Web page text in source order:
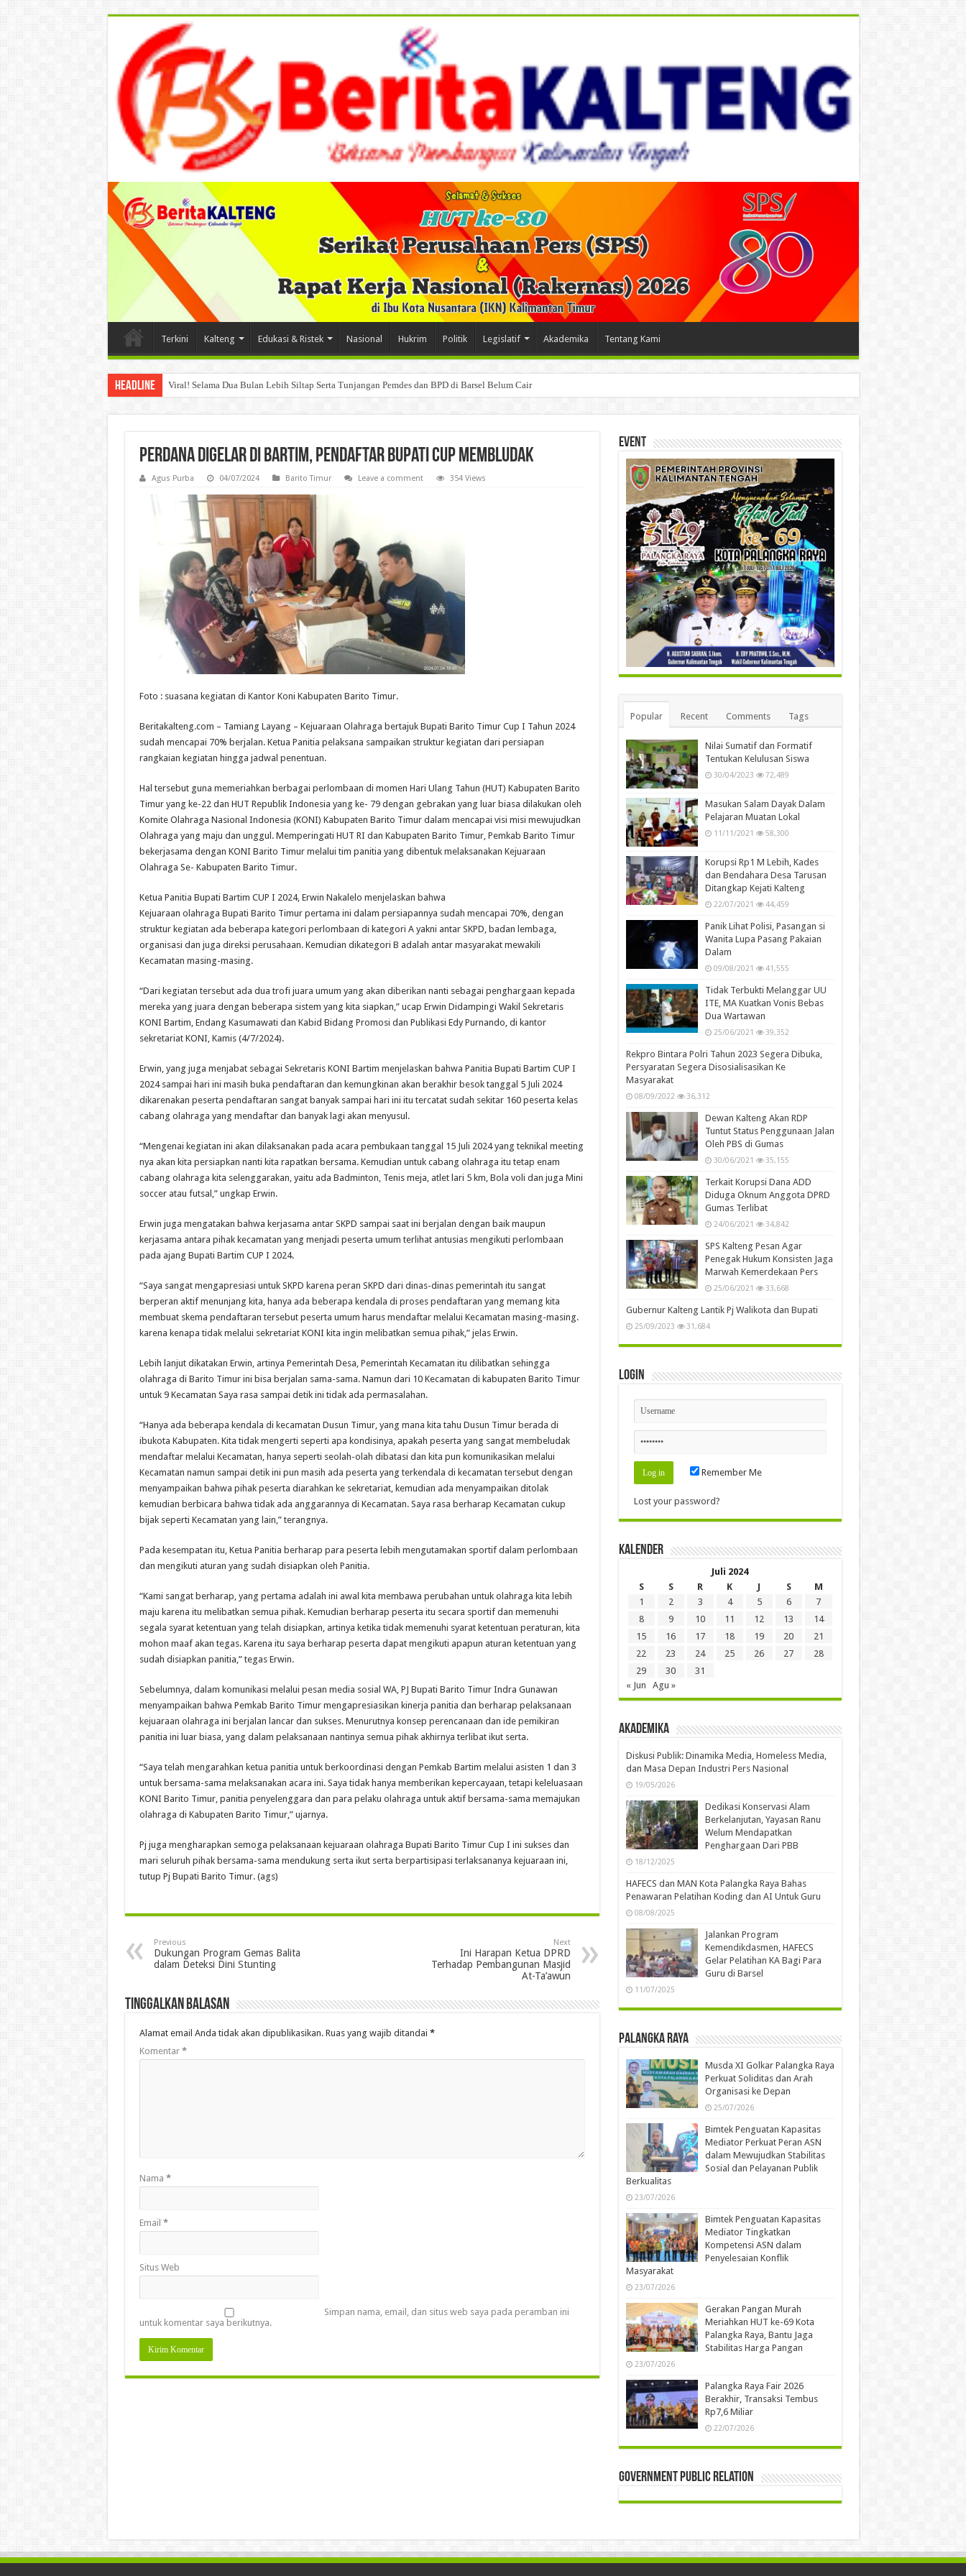
Terkini Kalteng Edukasi & Ristek Nasional Hukrim Politik Legislatif Akademika Tentang Kami
Headline Viral! Selama Dua Bulan Lebih Siltap Serta Tunjangan Pemdes dan BPD di Barsel Belum Cair
Perdana Digelar di Bartim, Pendaftar Bupati Cup Membludak
Agus Purba 04/07/2024 Barito Timur Leave a comment 354 Views
Foto : suasana kegiatan di Kantor Koni Kabupaten Barito Timur.
Beritakalteng.com – Tamiang Layang – Kejuaraan Olahraga bertajuk Bupati Barito Timur Cup I Tahun 2024
sudah mencapai 70% berjalan. Ketua Panitia pelaksana sampaikan struktur kegiatan dari persiapan
rangkaian kegiatan hingga jadwal penentuan.
Hal tersebut guna memeriahkan berbagai perlombaan di momen Hari Ulang Tahun (HUT) Kabupaten Barito
Timur yang ke-22 dan HUT Republik Indonesia yang ke- 79 dengan gebrakan yang luar biasa dilakukan oleh
Komite Olahraga Nasional Indonesia (KONI) Kabupaten Barito Timur dalam mencapai visi misi mewujudkan
Olahraga yang maju dan unggul. Memperingati HUT RI dan Kabupaten Barito Timur, Pemkab Barito Timur
bekerjasama dengan KONI Barito Timur melalui tim panitia yang dibentuk melaksanakan Kejuaraan
Olahraga Se- Kabupaten Barito Timur.
Ketua Panitia Bupati Bartim CUP I 2024, Erwin Nakalelo menjelaskan bahwa
Kejuaraan olahraga Bupati Barito Timur pertama ini dalam persiapannya sudah mencapai 70%, dengan
struktur kegiatan ada beberapa kategori perlombaan di kategori A yakni antar SKPD, badan lembaga,
organisasi dan juga direksi perusahaan. Kemudian dikategori B adalah antar masyarakat mewakili
Kecamatan masing-masing.
“Dari kegiatan tersebut ada dua trofi juara umum yang akan diberikan nanti sebagai penghargaan kepada
mereka yang juara dengan beberapa sistem yang kita siapkan,” ucap Erwin Didampingi Wakil Sekretaris
KONI Bartim, Endang Kasumawati dan Kabid Bidang Promosi dan Publikasi Edy Purnando, di kantor
sekretariat KONI, Kamis (4/7/2024).
Erwin, yang juga menjabat sebagai Sekretaris KONI Bartim menjelaskan bahwa Panitia Bupati Bartim CUP I
2024 sampai hari ini masih buka pendaftaran dan kemungkinan akan berakhir besok tanggal 5 Juli 2024
dikarenakan peserta pendaftaran sangat banyak sampai hari ini itu tercatat sudah sekitar 160 peserta kelas
cabang olahraga yang mendaftar dan banyak lagi akan menyusul.
“Mengenai kegiatan ini akan dilaksanakan pada acara pembukaan tanggal 15 Juli 2024 yang teknikal meeting
nya akan kita persiapkan nanti kita rapatkan bersama. Kemudian untuk cabang olahraga itu tetap enam
cabang olahraga kita selenggarakan, yaitu ada Badminton, Tenis meja, atlet lari 5 km, Bola voli dan juga Mini
soccer atau futsal,” ungkap Erwin.
Erwin juga mengatakan bahwa kerjasama antar SKPD sampai saat ini berjalan dengan baik maupun
kerjasama antara pihak kecamatan yang menjadi peserta umum terlihat antusias mengikuti perlombaan
pada ajang Bupati Bartim CUP I 2024.
“Saya sangat mengapresiasi untuk SKPD karena peran SKPD dari dinas-dinas pemerintah itu sangat
berperan aktif menunjang kita, hanya ada beberapa kendala di proses pendaftaran yang memang kita
membuat skema pendaftaran tersebut peserta umum harus mendaftar melalui Kecamatan masing-masing.
karena kenapa tidak melalui sekretariat KONI kita ingin melibatkan semua pihak,” jelas Erwin.
Lebih lanjut dikatakan Erwin, artinya Pemerintah Desa, Pemerintah Kecamatan itu dilibatkan sehingga
olahraga di Barito Timur ini bisa berjalan sama-sama. Namun dari 10 Kecamatan di kabupaten Barito Timur
untuk 9 Kecamatan Saya rasa sampai detik ini tidak ada permasalahan.
“Hanya ada beberapa kendala di kecamatan Dusun Timur, yang mana kita tahu Dusun Timur berada di
ibukota Kabupaten. Kita tidak mengerti seperti apa kondisinya, apakah peserta yang sangat membeludak
mendaftar melalui Kecamatan, hanya seperti seolah-olah dibatasi dan kita pun komunikasikan melalui
Kecamatan namun sampai detik ini pun masih ada peserta yang terkendala di kecamatan tersebut dengan
menyampaikan bahwa pihak peserta diarahkan ke sekretariat, kemudian ada menyampaikan ditolak
kemudian berbicara bahwa tidak ada anggarannya di Kecamatan. Saya rasa berharap Kecamatan cukup
bijak seperti Kecamatan yang lain,” terangnya.
Pada kesempatan itu, Ketua Panitia berharap para peserta lebih mengutamakan sportif dalam perlombaan
dan mengikuti aturan yang sudah disiapkan oleh Panitia.
“Kami sangat berharap, yang pertama adalah ini awal kita membawa perubahan untuk olahraga kita lebih
maju karena itu melibatkan semua pihak. Kemudian berharap peserta itu secara sportif dan memenuhi
segala syarat ketentuan yang telah disiapkan, artinya ketika tidak memenuhi syarat ketentuan peraturan, kita
mohon maaf akan tegas. Karena itu saya berharap peserta dapat mengikuti apapun aturan ketentuan yang
sudah disiapkan panitia,” tegas Erwin.
Sebelumnya, dalam komunikasi melalui pesan media sosial WA, PJ Bupati Barito Timur Indra Gunawan
menyampaikan bahwa Pemkab Barito Timur mengapresiasikan kinerja panitia dan berharap pelaksanaan
kejuaraan olahraga ini berjalan lancar dan sukses. Menurutnya konsep perencanaan dan ide pemikiran
panitia ini luar biasa, yang dalam pelaksanaan nantinya semua pihak akhirnya terlibat ikut serta.
“Saya telah mengarahkan ketua panitia untuk berkoordinasi dengan Pemkab Bartim melalui asisten 1 dan 3
untuk bersama-sama melaksanakan acara ini. Saya tidak hanya memberikan kepercayaan, tetapi keleluasaan
KONI Barito Timur, panitia penyelenggara dan para pelaku olahraga untuk aktif bersama-sama memajukan
olahraga di Kabupaten Barito Timur,” ujarnya.
Pj juga mengharapkan semoga pelaksanaan kejuaraan olahraga Bupati Barito Timur Cup I ini sukses dan
mari seluruh pihak bersama-sama mendukung serta ikut serta berpartisipasi terlaksananya kejuaraan ini,
tutup Pj Bupati Barito Timur. (ags)
Previous
Dukungan Program Gemas Balita
dalam Deteksi Dini Stunting
Next
Ini Harapan Ketua DPRD
Terhadap Pembangunan Masjid
At-Ta’awun
Tinggalkan Balasan
Alamat email Anda tidak akan dipublikasikan. Ruas yang wajib ditandai *
Komentar *
Nama *
Email *
Situs Web
Simpan nama, email, dan situs web saya pada peramban ini
untuk komentar saya berikutnya.
Event
Popular Recent Comments Tags
Nilai Sumatif dan Formatif
Tentukan Kelulusan Siswa
30/04/2023 72,489
Masukan Salam Dayak Dalam
Pelajaran Muatan Lokal
11/11/2021 58,300
Korupsi Rp1 M Lebih, Kades
dan Bendahara Desa Tarusan
Ditangkap Kejati Kalteng
22/07/2021 44,459
Panik Lihat Polisi, Pasangan si
Wanita Lupa Pasang Pakaian
Dalam
09/08/2021 41,555
Tidak Terbukti Melanggar UU
ITE, MA Kuatkan Vonis Bebas
Dua Wartawan
25/06/2021 39,352
Rekpro Bintara Polri Tahun 2023 Segera Dibuka,
Persyaratan Segera Disosialisasikan Ke
Masyarakat
08/09/2022 36,312
Dewan Kalteng Akan RDP
Tuntut Status Penggunaan Jalan
Oleh PBS di Gumas
30/06/2021 35,155
Terkait Korupsi Dana ADD
Diduga Oknum Anggota DPRD
Gumas Terlibat
24/06/2021 34,842
SPS Kalteng Pesan Agar
Penegak Hukum Konsisten Jaga
Marwah Kemerdekaan Pers
25/06/2021 33,668
Gubernur Kalteng Lantik Pj Walikota dan Bupati
25/09/2023 31,684
Login
Remember Me
Lost your password?
Kalender
Juli 2024
S
S R K J S
M
1
2 3 4 5 6
7
8
9 10 11 12 13
14
15
16 17 18 19 20
21
22
23 24 25 26 27
28
29
30
31
« Jun
Agu »
Akademika
Diskusi Publik: Dinamika Media, Homeless Media,
dan Masa Depan Industri Pers Nasional
19/05/2026
Dedikasi Konservasi Alam
Berkelanjutan, Yayasan Ranu
Welum Mendapatkan
Penghargaan Dari PBB
18/12/2025
HAFECS dan MAN Kota Palangka Raya Bahas
Penawaran Pelatihan Koding dan AI Untuk Guru
08/08/2025
Jalankan Program
Kemendikdasmen, HAFECS
Gelar Pelatihan KA Bagi Para
Guru di Barsel
11/07/2025
Palangka Raya
Musda XI Golkar Palangka Raya
Perkuat Soliditas dan Arah
Organisasi ke Depan
25/07/2026
Bimtek Penguatan Kapasitas
Mediator Perkuat Peran ASN
dalam Mewujudkan Stabilitas
Sosial dan Pelayanan Publik
Berkualitas
23/07/2026
Bimtek Penguatan Kapasitas
Mediator Tingkatkan
Kompetensi ASN dalam
Penyelesaian Konflik
Masyarakat
23/07/2026
Gerakan Pangan Murah
Meriahkan HUT ke-69 Kota
Palangka Raya, Bantu Jaga
Stabilitas Harga Pangan
23/07/2026
Palangka Raya Fair 2026
Berakhir, Transaksi Tembus
Rp7,6 Miliar
22/07/2026
Government Public Relation